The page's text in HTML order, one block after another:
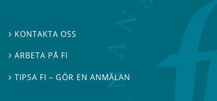
 KONTAKTA OSS
ARBETA PÅ FI
TIPSA FI – GÖR EN ANMÄLAN